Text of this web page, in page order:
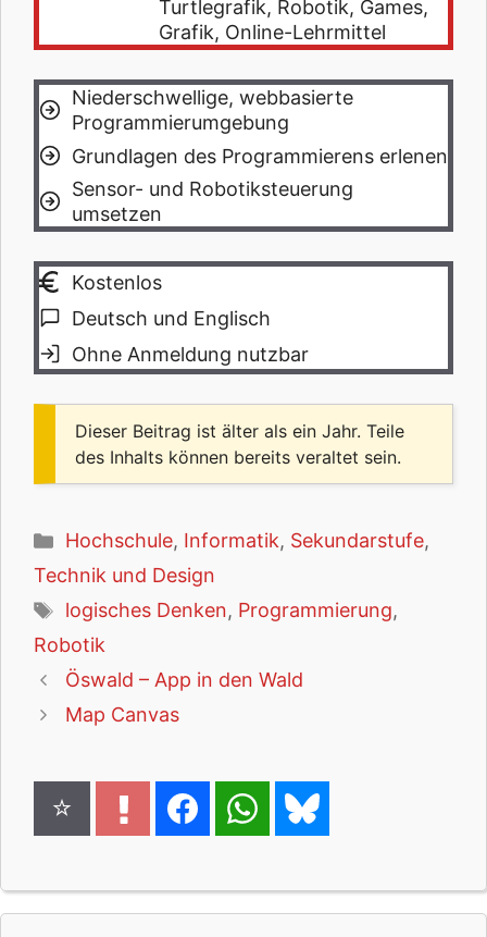
Turtlegrafik, Robotik, Games,
Grafik, Online-Lehrmittel
Niederschwellige, webbasierte
Programmierumgebung
Grundlagen des Programmierens erlenen
Sensor- und Robotiksteuerung
umsetzen
Kostenlos
Deutsch und Englisch
Ohne Anmeldung nutzbar
Dieser Beitrag ist älter als ein Jahr. Teile
des Inhalts können bereits veraltet sein.
Kategorien
Hochschule, Informatik, Sekundarstufe,
Technik und Design
Schlagwörter
logisches Denken, Programmierung,
Robotik
Öswald – App in den Wald
Map Canvas